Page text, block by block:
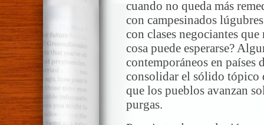
cuando no queda más
con campesinados
con clases negociantes
cosa puede esperarse?
contemporáneos en países
consolidar el sólido tópico
que los pueblos avanzan
purgas.